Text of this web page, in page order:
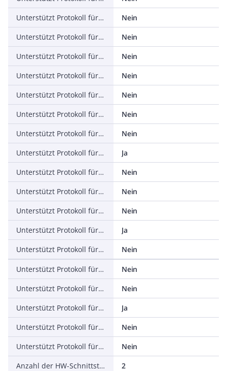
Unterstützt Protokoll für ASI
Nein
Unterstützt Protokoll für KNX
Nein
Unterstützt Protokoll für Modbus
Nein
Unterstützt Protokoll für Data-Highway
Nein
Unterstützt Protokoll für DeviceNet
Nein
Unterstützt Protokoll für SUCONET
Nein
Unterstützt Protokoll für LON
Nein
Unterstützt Protokoll für PROFINET IO
Ja
Unterstützt Protokoll für PROFINET CBA
Nein
Unterstützt Protokoll für SERCOS
Nein
Unterstützt Protokoll für Foundation Fieldbus
Nein
Unterstützt Protokoll für EtherNet/IP
Ja
Unterstützt Protokoll für AS-Interface Safety at Work
Nein
Unterstützt Protokoll für DeviceNet Safety
Nein
Unterstützt Protokoll für INTERBUS-Safety
Nein
Unterstützt Protokoll für PROFIsafe
Ja
Unterstützt Protokoll für SafetyBUS p
Nein
Unterstützt Protokoll für sonstige Bussysteme
Nein
Anzahl der HW-Schnittstellen Industrial Ethernet
2